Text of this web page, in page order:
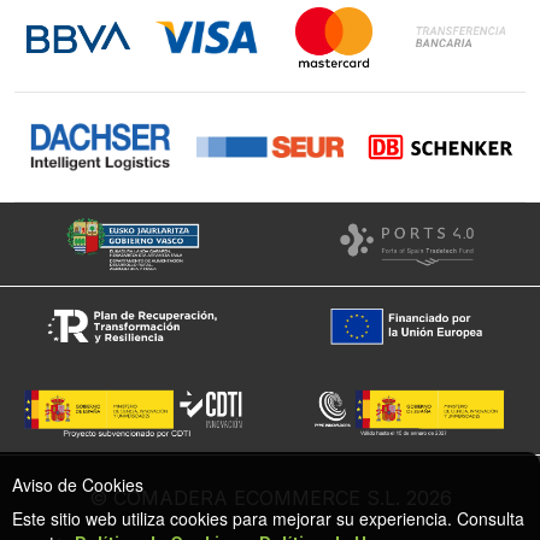
Instagram
Facebook
© COMADERA ECOMMERCE S.L. 2026
Aviso de Cookies
Este sitio web utiliza cookies para mejorar su experiencia. Consulta